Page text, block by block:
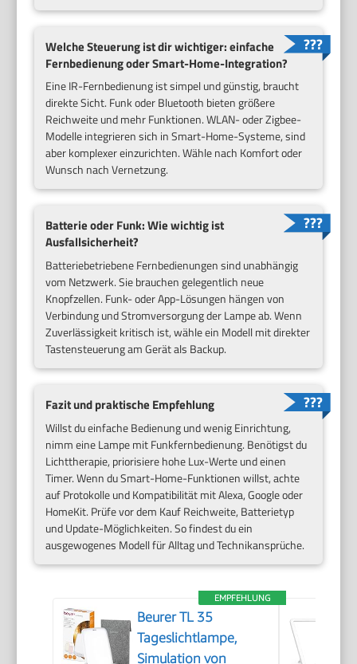
Welche Steuerung ist dir wichtiger: einfache
Fernbedienung oder Smart-Home-Integration?
Eine IR-Fernbedienung ist simpel und günstig, braucht
direkte Sicht. Funk oder Bluetooth bieten größere
Reichweite und mehr Funktionen. WLAN- oder Zigbee-
Modelle integrieren sich in Smart-Home-Systeme, sind
aber komplexer einzurichten. Wähle nach Komfort oder
Wunsch nach Vernetzung.
Batterie oder Funk: Wie wichtig ist
Ausfallsicherheit?
Batteriebetriebene Fernbedienungen sind unabhängig
vom Netzwerk. Sie brauchen gelegentlich neue
Knopfzellen. Funk- oder App-Lösungen hängen von
Verbindung und Stromversorgung der Lampe ab. Wenn
Zuverlässigkeit kritisch ist, wähle ein Modell mit direkter
Tastensteuerung am Gerät als Backup.
Fazit und praktische Empfehlung
Willst du einfache Bedienung und wenig Einrichtung,
nimm eine Lampe mit Funkfernbedienung. Benötigst du
Lichttherapie, priorisiere hohe Lux-Werte und einen
Timer. Wenn du Smart-Home-Funktionen willst, achte
auf Protokolle und Kompatibilität mit Alexa, Google oder
HomeKit. Prüfe vor dem Kauf Reichweite, Batterietyp
und Update-Möglichkeiten. So findest du ein
ausgewogenes Modell für Alltag und Technikansprüche.
EMPFEHLUNG
Beurer TL 35
Tageslichtlampe,
Simulation von